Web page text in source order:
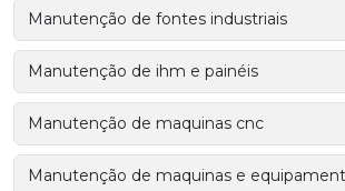
Manutenção de fontes industriais
Manutenção de ihm e painéis
Manutenção de maquinas cnc
Manutenção de maquinas e